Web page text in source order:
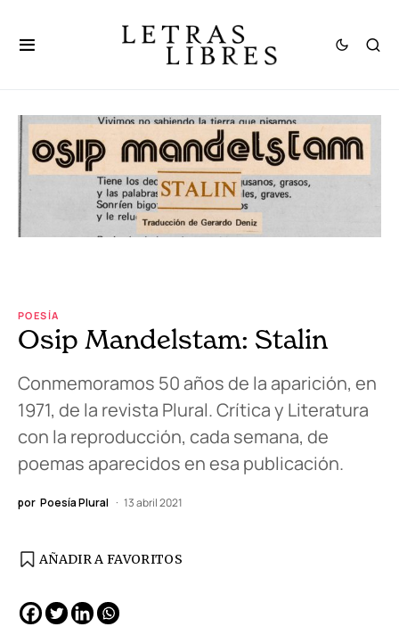
POESÍA
Osip Mandelstam: Stalin
Conmemoramos 50 años de la aparición, en
1971, de la revista Plural. Crítica y Literatura
con la reproducción, cada semana, de
poemas aparecidos en esa publicación.
por Poesía Plural 13 abril 2021
AÑADIR A FAVORITOS